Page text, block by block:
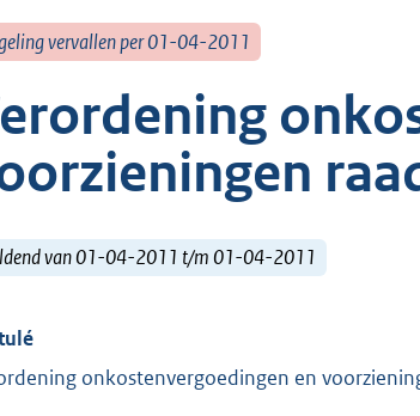
vervallen per 01-04-2011
van 01-04-2011 t/m 01-04-2011
onkostenvergoedingen en